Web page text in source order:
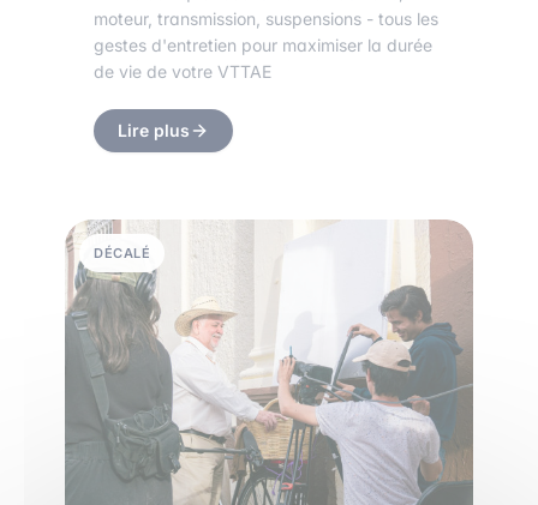
moteur, transmission, suspensions - tous les
gestes d'entretien pour maximiser la durée
de vie de votre VTTAE
Lire plus
DÉCALÉ